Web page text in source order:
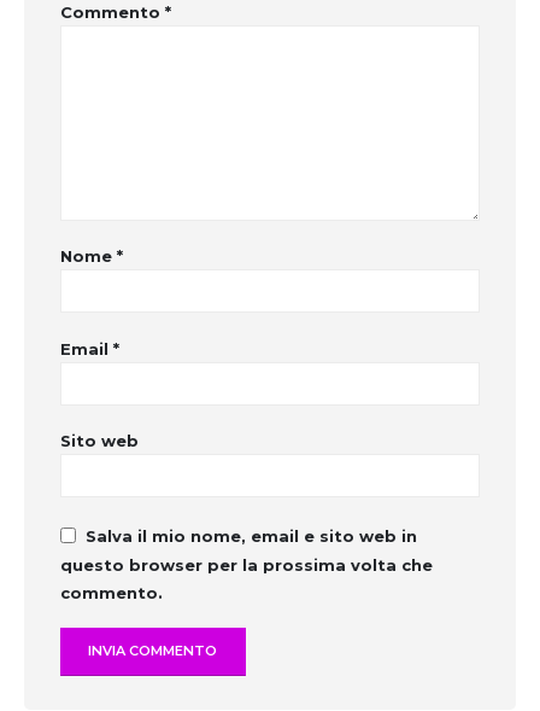
Commento *
Nome *
Email *
Sito web
Salva il mio nome, email e sito web in
questo browser per la prossima volta che
commento.